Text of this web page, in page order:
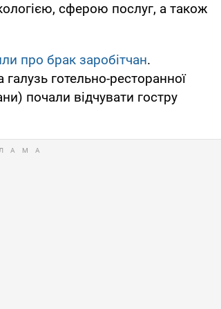
сферою послуг, а також
про брак заробітчан.
готельно-ресторанної
почали відчувати гостру